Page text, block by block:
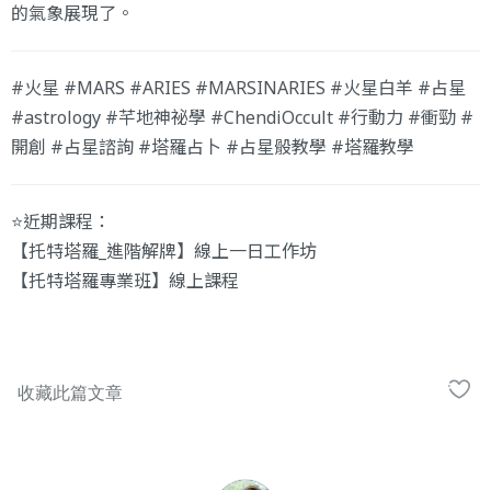
的氣象展現了。
#火星 #MARS #ARIES #MARSINARIES #火星白羊 #占星
#astrology #芊地神祕學 #ChendiOccult #行動力 #衝勁 #
開創 #占星諮詢 #塔羅占卜 #占星骰教學 #塔羅教學
⭐️近期課程：
【托特塔羅_進階解牌】線上一日工作坊
【托特塔羅專業班】線上課程